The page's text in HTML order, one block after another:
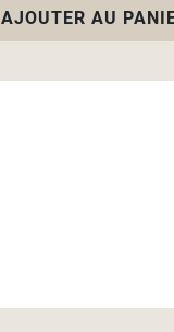
AJOUTER AU